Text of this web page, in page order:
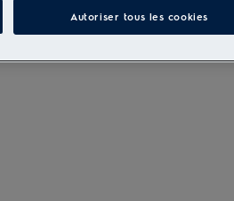
Autoriser tous les cookies